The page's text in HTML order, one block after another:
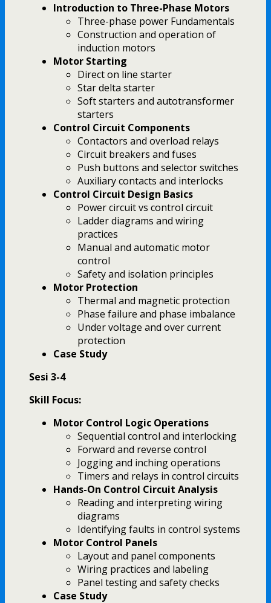
Introduction to Three-Phase Motors
Three-phase power Fundamentals
Construction and operation of
induction motors
Motor Starting
Direct on line starter
Star delta starter
Soft starters and autotransformer
starters
Control Circuit Components
Contactors and overload relays
Circuit breakers and fuses
Push buttons and selector switches
Auxiliary contacts and interlocks
Control Circuit Design Basics
Power circuit vs control circuit
Ladder diagrams and wiring
practices
Manual and automatic motor
control
Safety and isolation principles
Motor Protection
Thermal and magnetic protection
Phase failure and phase imbalance
Under voltage and over current
protection
Case Study
Sesi 3-4
Skill Focus:
Motor Control Logic Operations
Sequential control and interlocking
Forward and reverse control
Jogging and inching operations
Timers and relays in control circuits
Hands-On Control Circuit Analysis
Reading and interpreting wiring
diagrams
Identifying faults in control systems
Motor Control Panels
Layout and panel components
Wiring practices and labeling
Panel testing and safety checks
Case Study